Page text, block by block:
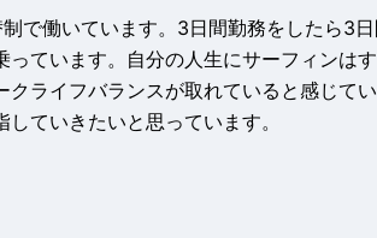
で働いています。3日間勤務をしたら3
っています。自分の人生にサーフィンは
クライフバランスが取れていると感じて
していきたいと思っています。